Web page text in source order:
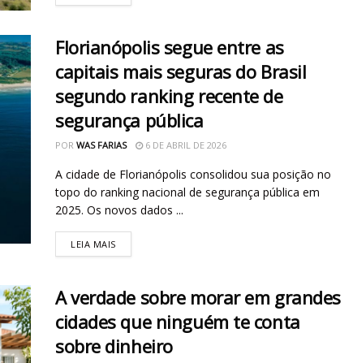
Florianópolis segue entre as
capitais mais seguras do Brasil
segundo ranking recente de
segurança pública
POR WAS FARIAS 6 DE ABRIL DE 2026
A cidade de Florianópolis consolidou sua posição no
topo do ranking nacional de segurança pública em
2025. Os novos dados ...
LEIA MAIS
A verdade sobre morar em grandes
cidades que ninguém te conta
sobre dinheiro